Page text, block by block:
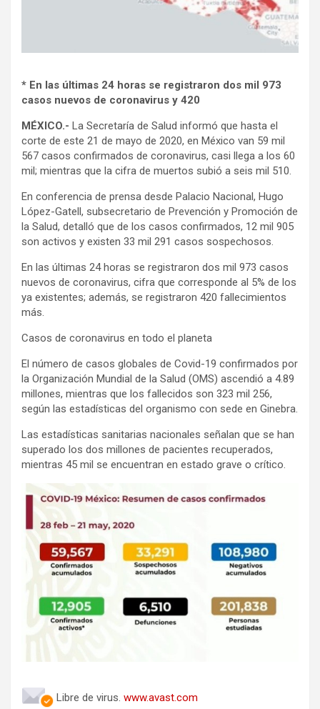
* En las últimas 24 horas se registraron dos mil 973
casos nuevos de coronavirus y 420
MÉXICO.- La Secretaría de Salud informó que hasta el
corte de este 21 de mayo de 2020, en México van 59 mil
567 casos confirmados de coronavirus, casi llega a los 60
mil; mientras que la cifra de muertos subió a seis mil 510.
En conferencia de prensa desde Palacio Nacional, Hugo
López-Gatell, subsecretario de Prevención y Promoción de
la Salud, detalló que de los casos confirmados, 12 mil 905
son activos y existen 33 mil 291 casos sospechosos.
En las últimas 24 horas se registraron dos mil 973 casos
nuevos de coronavirus, cifra que corresponde al 5% de los
ya existentes; además, se registraron 420 fallecimientos
más.
Casos de coronavirus en todo el planeta
El número de casos globales de Covid-19 confirmados por
la Organización Mundial de la Salud (OMS) ascendió a 4.89
millones, mientras que los fallecidos son 323 mil 256,
según las estadísticas del organismo con sede en Ginebra.
Las estadísticas sanitarias nacionales señalan que se han
superado los dos millones de pacientes recuperados,
mientras 45 mil se encuentran en estado grave o crítico.
Libre de virus. www.avast.com